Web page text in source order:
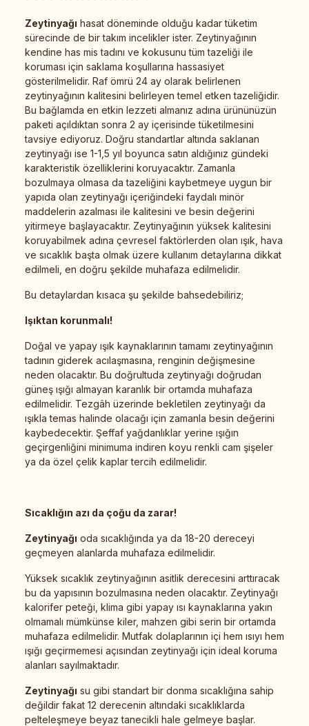
Zeytinyağı hasat döneminde olduğu kadar tüketim
sürecinde de bir takım incelikler ister. Zeytinyağının
kendine has mis tadını ve kokusunu tüm tazeliği ile
koruması için saklama koşullarına hassasiyet
gösterilmelidir. Raf ömrü 24 ay olarak belirlenen
zeytinyağının kalitesini belirleyen temel etken tazeliğidir.
Bu bağlamda en etkin lezzeti almanız adına ürününüzün
paketi açıldıktan sonra 2 ay içerisinde tüketilmesini
tavsiye ediyoruz. Doğru standartlar altında saklanan
zeytinyağı ise 1-1,5 yıl boyunca satın aldığınız gündeki
karakteristik özelliklerini koruyacaktır. Zamanla
bozulmaya olmasa da tazeliğini kaybetmeye uygun bir
yapıda olan zeytinyağı içeriğindeki faydalı minör
maddelerin azalması ile kalitesini ve besin değerini
yitirmeye başlayacaktır. Zeytinyağının yüksek kalitesini
koruyabilmek adına çevresel faktörlerden olan ışık, hava
ve sıcaklık başta olmak üzere kullanım detaylarına dikkat
edilmeli, en doğru şekilde muhafaza edilmelidir.
Bu detaylardan kısaca şu şekilde bahsedebiliriz;
Işıktan korunmalı!
Doğal ve yapay ışık kaynaklarının tamamı zeytinyağının
tadının giderek acılaşmasına, renginin değişmesine
neden olacaktır. Bu doğrultuda zeytinyağı doğrudan
güneş ışığı almayan karanlık bir ortamda muhafaza
edilmelidir. Tezgâh üzerinde bekletilen zeytinyağı da
ışıkla temas halinde olacağı için zamanla besin değerini
kaybedecektir. Şeffaf yağdanlıklar yerine ışığın
geçirgenliğini minimuma indiren koyu renkli cam şişeler
ya da özel çelik kaplar tercih edilmelidir.
Sıcaklığın azı da çoğu da zarar!
Zeytinyağı oda sıcaklığında ya da 18-20 dereceyi
geçmeyen alanlarda muhafaza edilmelidir.
Yüksek sıcaklık zeytinyağının asitlik derecesini arttıracak
bu da yapısının bozulmasına neden olacaktır. Zeytinyağı
kalorifer peteği, klima gibi yapay ısı kaynaklarına yakın
olmamalı mümkünse kiler, mahzen gibi serin bir ortamda
muhafaza edilmelidir. Mutfak dolaplarının içi hem ısıyı hem
ışığı geçirmemesi açısından zeytinyağı için ideal koruma
alanları sayılmaktadır.
Zeytinyağı su gibi standart bir donma sıcaklığına sahip
değildir fakat 12 derecenin altındaki sıcaklıklarda
pelteleşmeye beyaz tanecikli hale gelmeye başlar.